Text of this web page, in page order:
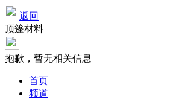
返回
顶篷材料
抱歉，暂无相关信息
首页
频道